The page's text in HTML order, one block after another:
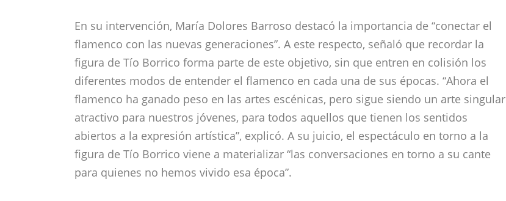
En su intervención, María Dolores Barroso destacó la importancia de “conectar el
flamenco con las nuevas generaciones”. A este respecto, señaló que recordar la
figura de Tío Borrico forma parte de este objetivo, sin que entren en colisión los
diferentes modos de entender el flamenco en cada una de sus épocas. “Ahora el
flamenco ha ganado peso en las artes escénicas, pero sigue siendo un arte singular
atractivo para nuestros jóvenes, para todos aquellos que tienen los sentidos
abiertos a la expresión artística”, explicó. A su juicio, el espectáculo en torno a la
figura de Tío Borrico viene a materializar “las conversaciones en torno a su cante
para quienes no hemos vivido esa época”.